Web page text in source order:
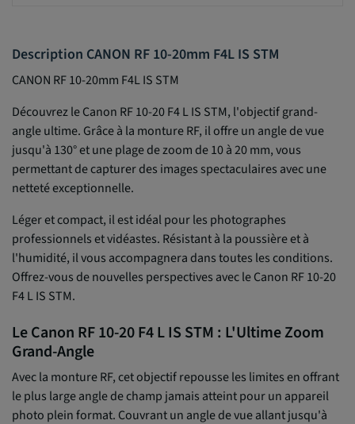
Description CANON RF 10-20mm F4L IS STM
CANON RF 10-20mm F4L IS STM
Découvrez le Canon RF 10-20 F4 L IS STM, l'objectif grand-
angle ultime. Grâce à la monture RF, il offre un angle de vue
jusqu'à 130° et une plage de zoom de 10 à 20 mm, vous
permettant de capturer des images spectaculaires avec une
netteté exceptionnelle.
Léger et compact, il est idéal pour les photographes
professionnels et vidéastes. Résistant à la poussière et à
l'humidité, il vous accompagnera dans toutes les conditions.
Offrez-vous de nouvelles perspectives avec le Canon RF 10-20
F4 L IS STM.
Le Canon RF 10-20 F4 L IS STM : L'Ultime Zoom
Grand-Angle
Avec la monture RF, cet objectif repousse les limites en offrant
le plus large angle de champ jamais atteint pour un appareil
photo plein format. Couvrant un angle de vue allant jusqu'à